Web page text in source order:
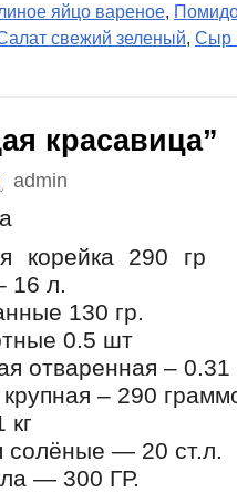
яйцо вареное,
свежий зеленый, Сыр
красавица”
admin
корейка 290 гр
16 л.
130 гр.
0.5 шт
отваренная – 0.31
– 290
кг
— 20 ст.л.
— 300 ГР.